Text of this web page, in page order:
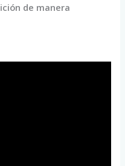
de manera